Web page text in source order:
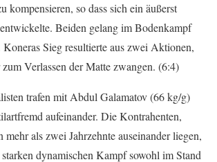
kompensieren, so dass sich ein äußerst
Beiden gelang im Bodenkampf
Sieg resultierte aus zwei Aktionen,
Verlassen der Matte zwangen. (6:4)
trafen mit Abdul Galamatov (66 kg/g)
aufeinander. Die Kontrahenten,
mehr als zwei Jahrzehnte auseinander liegen,
dynamischen Kampf sowohl im Stand